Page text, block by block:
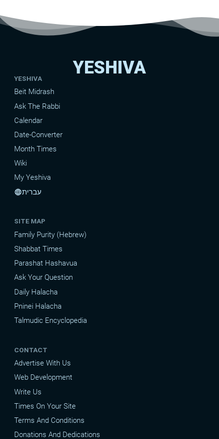
YESHIVA
YESHIVA
Beit Midrash
Ask The Rabbi
Calendar
Date-Converter
Month Times
Wiki
My Yeshiva
languageעברית
SITE MAP
Family Purity (Hebrew)
Shabbat Times
Parashat Hashavua
Ask Your Question
Daily Halacha
Pninei Halacha
Talmudic Encyclopedia
CONTACT
Advertise With Us
Web Development
Write Us
Times On Your Site
Terms And Conditions
Donations And Dedications